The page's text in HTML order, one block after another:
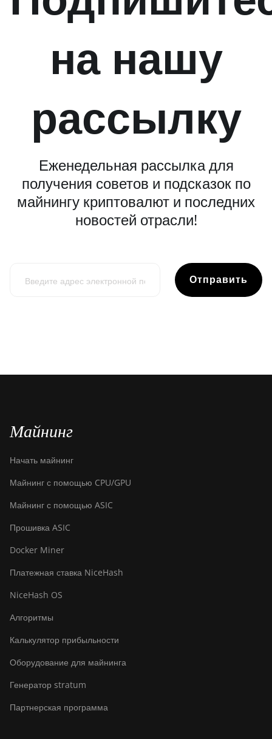
на нашу
рассылку
Еженедельная рассылка для
получения советов и подсказок по
майнингу криптовалют и последних
новостей отрасли!
Отправить
Майнинг
Начать майнинг
Майнинг с помощью CPU/GPU
Майнинг с помощью ASIC
Прошивка ASIC
Docker Miner
Платежная ставка NiceHash
NiceHash OS
Алгоритмы
Калькулятор прибыльности
Оборудование для майнинга
Генератор stratum
Партнерская программа